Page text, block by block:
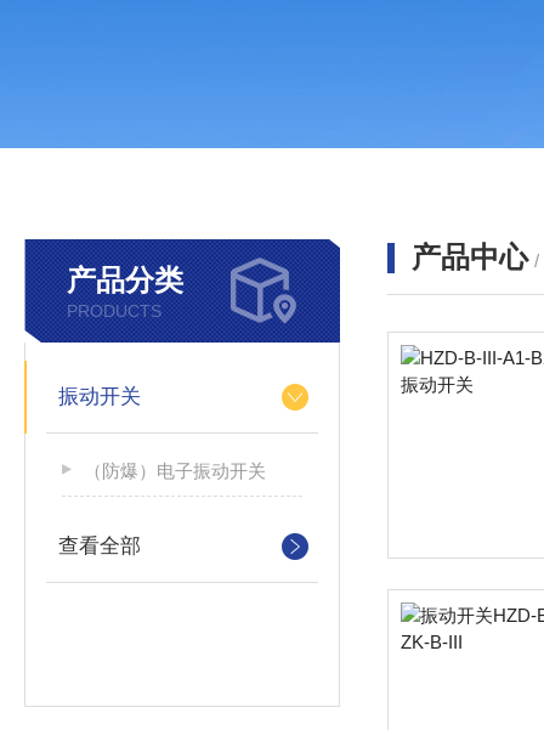
产品分类
PRODUCTS
振动开关
（防爆）电子振动开关
查看全部
产品中心 /